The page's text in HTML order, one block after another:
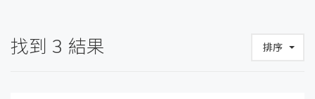
找到 3 結果 排序